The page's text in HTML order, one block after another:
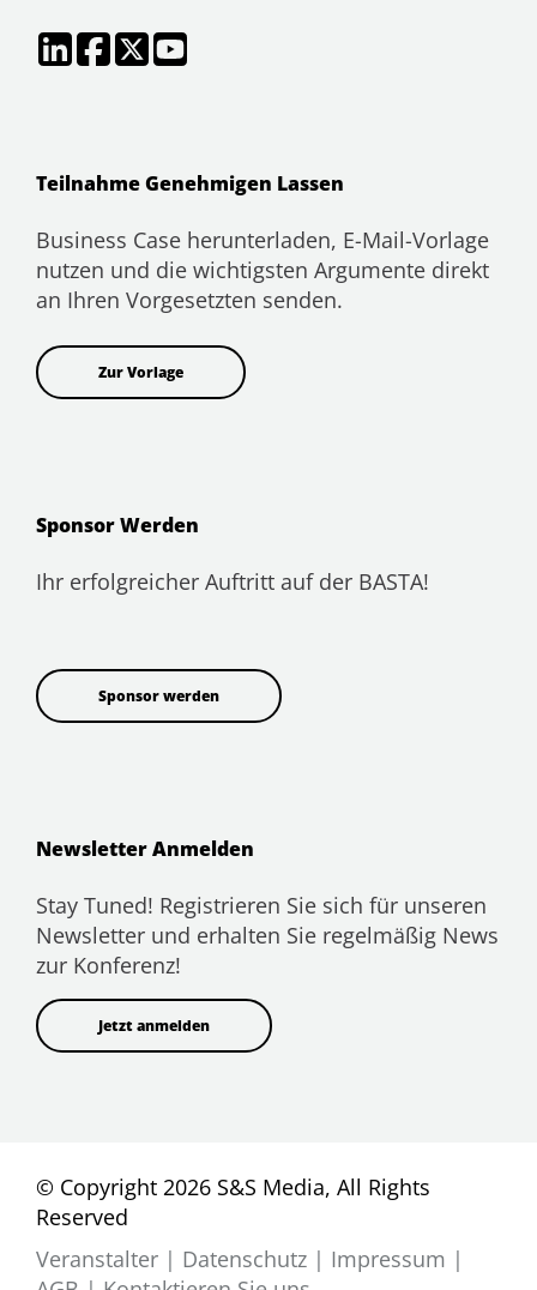
Teilnahme Genehmigen Lassen
Business Case herunterladen, E-Mail-Vorlage
nutzen und die wichtigsten Argumente direkt
an Ihren Vorgesetzten senden.
Zur Vorlage
Sponsor Werden
Ihr erfolgreicher Auftritt auf der BASTA!
Sponsor werden
Newsletter Anmelden
Stay Tuned! Registrieren Sie sich für unseren
Newsletter und erhalten Sie regelmäßig News
zur Konferenz!
Jetzt anmelden
© Copyright 2026 S&S Media, All Rights
Reserved
Veranstalter | Datenschutz | Impressum |